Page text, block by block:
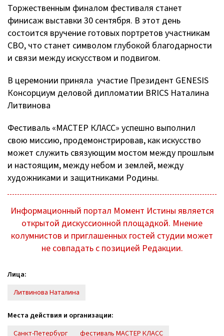
Торжественным финалом фестиваля станет
финисаж выставки 30 сентября. В этот день
состоится вручение готовых портретов участникам
СВО, что станет символом глубокой благодарности
и связи между искусством и подвигом.
В церемонии приняла участие Президент GENESIS
Консорциум деловой дипломатии BRICS Наталина
Литвинова
Фестиваль «МАСТЕР КЛАСС» успешно выполнил
свою миссию, продемонстрировав, как искусство
может служить связующим мостом между прошлым
и настоящим, между небом и землей, между
художниками и защитниками Родины.
Информационный портал Момент Истины является
открытой дискуссионной площадкой. Мнение
колумнистов и приглашенных гостей студии может
не совпадать с позицией Редакции.
Лица:
Литвинова Наталина
Места действия и организации:
Санкт-Петербург
фестиваль МАСТЕР КЛАСС